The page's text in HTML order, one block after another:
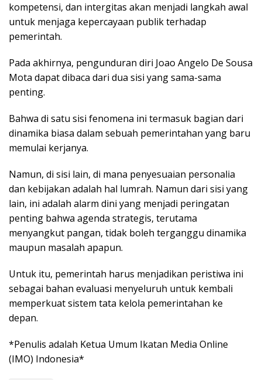
kompetensi, dan intergitas akan menjadi langkah awal
untuk menjaga kepercayaan publik terhadap
pemerintah.
Pada akhirnya, pengunduran diri Joao Angelo De Sousa
Mota dapat dibaca dari dua sisi yang sama-sama
penting.
Bahwa di satu sisi fenomena ini termasuk bagian dari
dinamika biasa dalam sebuah pemerintahan yang baru
memulai kerjanya.
Namun, di sisi lain, di mana penyesuaian personalia
dan kebijakan adalah hal lumrah. Namun dari sisi yang
lain, ini adalah alarm dini yang menjadi peringatan
penting bahwa agenda strategis, terutama
menyangkut pangan, tidak boleh terganggu dinamika
maupun masalah apapun.
Untuk itu, pemerintah harus menjadikan peristiwa ini
sebagai bahan evaluasi menyeluruh untuk kembali
memperkuat sistem tata kelola pemerintahan ke
depan.
*Penulis adalah Ketua Umum Ikatan Media Online
(IMO) Indonesia*